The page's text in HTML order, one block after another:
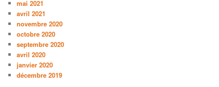
mai 2021
avril 2021
novembre 2020
octobre 2020
septembre 2020
avril 2020
janvier 2020
décembre 2019